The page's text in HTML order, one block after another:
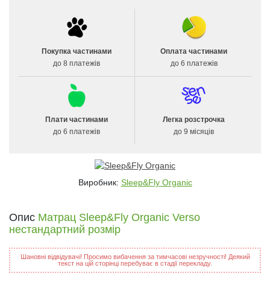
Покупка частинами
до 8 платежів
Оплата частинами
до 6 платежів
Плати частинами
до 6 платежів
Легка розстрочка
до 9 місяців
Виробник: Sleep&Fly Organic
Опис Матрац Sleep&Fly Organic Verso
нестандартний розмір
Шановні відвідувачі! Просимо вибачення за тимчасові незручності! Деякий
текст на цій сторінці перебуває в стадії перекладу.